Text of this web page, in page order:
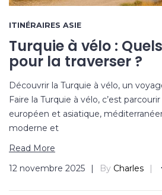
ITINÉRAIRES ASIE
Turquie à vélo :
pour la traverser ?
Découvrir la Turquie à vélo, un
Faire la Turquie à vélo, c’est
européen et asiatique,
moderne et
Read More
12 novembre 2025
By Charles